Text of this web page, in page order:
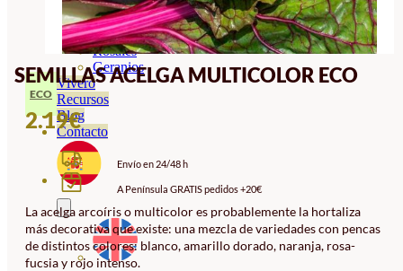
Ornamentales
Hortensias
Rosales
Geranios
Vivero
Recursos
Blog
Contacto
SEMILLAS ACELGA MULTICOLOR ECO
ECO
2.19€
Envío en 24/48 h
A Península GRATIS pedidos +20€
La acelga arcoíris o multicolor es probablemente la hortaliza
más decorativa que existe: una mezcla de variedades con pencas
de distintos colores: blanco, amarillo dorado, naranja, rosa-
fucsia y rojo intenso.